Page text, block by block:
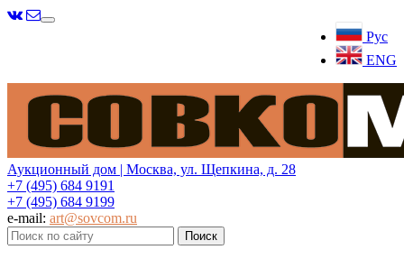
Рус
ENG
Меню
Аукционный дом | Москва, ул. Щепкина, д. 28
+7 (495) 684 9191
+7 (495) 684 9199
e-mail: art@sovcom.ru